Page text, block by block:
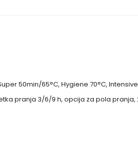
50min/65°C, Hygiene 70°C,
pranja 3/6/9 h, opcija za pola